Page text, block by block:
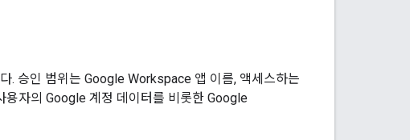
. 승인 범위는 Google Workspace 앱 이름, 액세스하는
용자의 Google 계정 데이터를 비롯한 Google